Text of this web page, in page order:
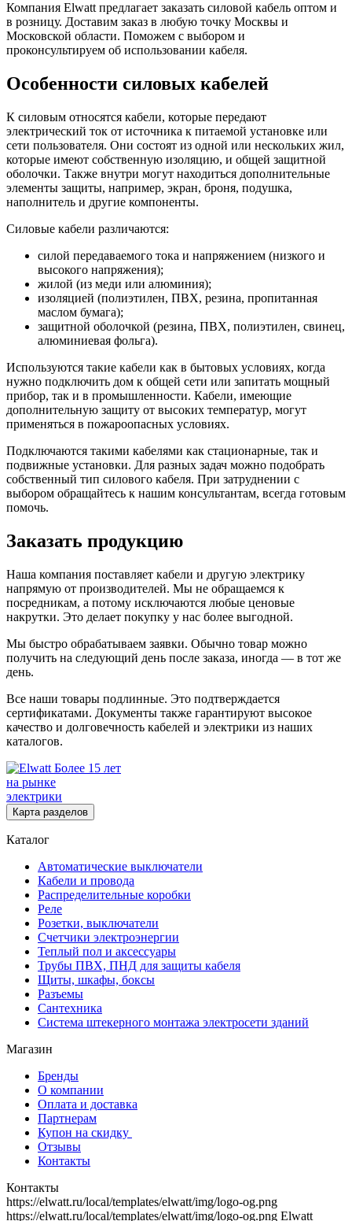
Компания Elwatt предлагает заказать силовой кабель оптом и
в розницу. Доставим заказ в любую точку Москвы и
Московской области. Поможем с выбором и
проконсультируем об использовании кабеля.
Особенности силовых кабелей
К силовым относятся кабели, которые передают
электрический ток от источника к питаемой установке или
сети пользователя. Они состоят из одной или нескольких жил,
которые имеют собственную изоляцию, и общей защитной
оболочки. Также внутри могут находиться дополнительные
элементы защиты, например, экран, броня, подушка,
наполнитель и другие компоненты.
Силовые кабели различаются:
силой передаваемого тока и напряжением (низкого и
высокого напряжения);
жилой (из меди или алюминия);
изоляцией (полиэтилен, ПВХ, резина, пропитанная
маслом бумага);
защитной оболочкой (резина, ПВХ, полиэтилен, свинец,
алюминиевая фольга).
Используются такие кабели как в бытовых условиях, когда
нужно подключить дом к общей сети или запитать мощный
прибор, так и в промышленности. Кабели, имеющие
дополнительную защиту от высоких температур, могут
применяться в пожароопасных условиях.
Подключаются такими кабелями как стационарные, так и
подвижные установки. Для разных задач можно подобрать
собственный тип силового кабеля. При затруднении с
выбором обращайтесь к нашим консультантам, всегда готовым
помочь.
Заказать продукцию
Наша компания поставляет кабели и другую электрику
напрямую от производителей. Мы не обращаемся к
посредникам, а потому исключаются любые ценовые
накрутки. Это делает покупку у нас более выгодной.
Мы быстро обрабатываем заявки. Обычно товар можно
получить на следующий день после заказа, иногда — в тот же
день.
Все наши товары подлинные. Это подтверждается
сертификатами. Документы также гарантируют высокое
качество и долговечность кабелей и электрики из наших
каталогов.
Более 15 лет
на рынке
электрики
Карта разделов
Каталог
Автоматические выключатели
Кабели и провода
Распределительные коробки
Реле
Розетки, выключатели
Счетчики электроэнергии
Теплый пол и аксессуары
Трубы ПВХ, ПНД для защиты кабеля
Щиты, шкафы, боксы
Разъемы
Сантехника
Система штекерного монтажа электросети зданий
Магазин
Бренды
О компании
Оплата и доставка
Партнерам
Купон на скидку
Отзывы
Контакты
Контакты
https://elwatt.ru/local/templates/elwatt/img/logo-og.png
https://elwatt.ru/local/templates/elwatt/img/logo-og.png Elwatt